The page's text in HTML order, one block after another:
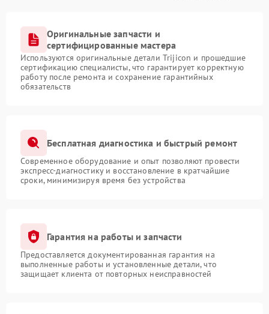
Оригинальные запчасти и
сертифицированные мастера
Используются оригинальные детали Trijicon и прошедшие
сертификацию специалисты, что гарантирует корректную
работу после ремонта и сохранение гарантийных
обязательств
Бесплатная диагностика и быстрый ремонт
Современное оборудование и опыт позволяют провести
экспресс-диагностику и восстановление в кратчайшие
сроки, минимизируя время без устройства
Гарантия на работы и запчасти
Предоставляется документированная гарантия на
выполненные работы и установленные детали, что
защищает клиента от повторных неисправностей